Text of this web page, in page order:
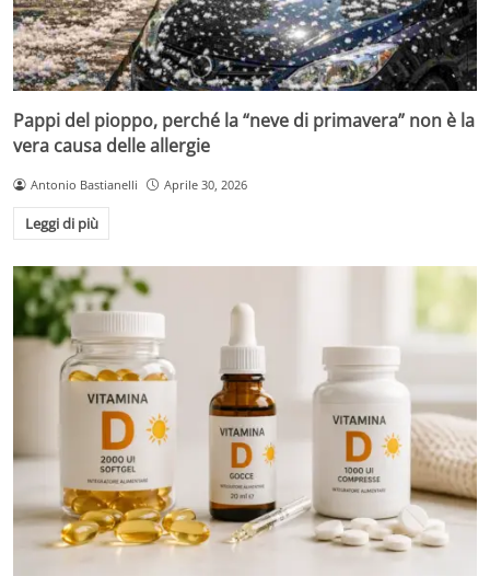
Pappi del pioppo, perché la “neve di primavera” non è la
vera causa delle allergie
Antonio Bastianelli Aprile 30, 2026
Leggi di più